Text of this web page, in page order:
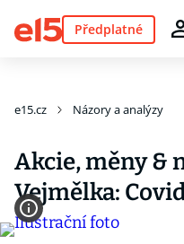
Předplatné
e15.cz Názory a analýzy
Akcie, měny &
Vejmělka: